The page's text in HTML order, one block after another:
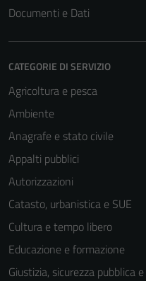
Documenti e Dati
CATEGORIE DI SERVIZIO
Agricoltura e pesca
Ambiente
Anagrafe e stato civile
Appalti pubblici
Autorizzazioni
Catasto, urbanistica e SUE
Cultura e tempo libero
Educazione e formazione
Giustizia, sicurezza pubblica